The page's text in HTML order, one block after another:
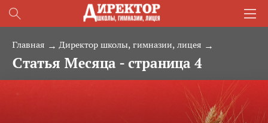
Главная Директор школы, гимназии, лицея
Статья Месяца - страница 4